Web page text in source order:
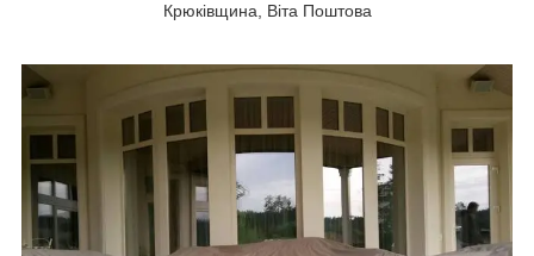
Крюківщина, Віта Поштова